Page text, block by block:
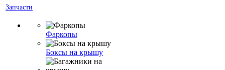
Запчасти
Фаркопы
Боксы на крышу